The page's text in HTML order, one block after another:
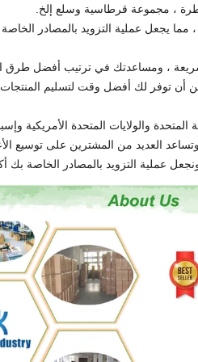
، مجموعة قرطاسية وسلع إلخ.
يجعل عملية التزويد بالمصادر الخاصة
سريعة ، ومساعدتك في ترتيب أفضل طرق
أن توفر لك أفضل وقت لتسليم المنتجات
المتحدة والولايات المتحدة الأمريكية
العديد من المشترين على توسيع
عملية التزويد بالمصادر الخاصة بك